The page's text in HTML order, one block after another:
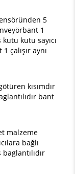
5
1
kutu sayıcı
çalışır aynı
kısımdır
bant
malzeme
bağlı